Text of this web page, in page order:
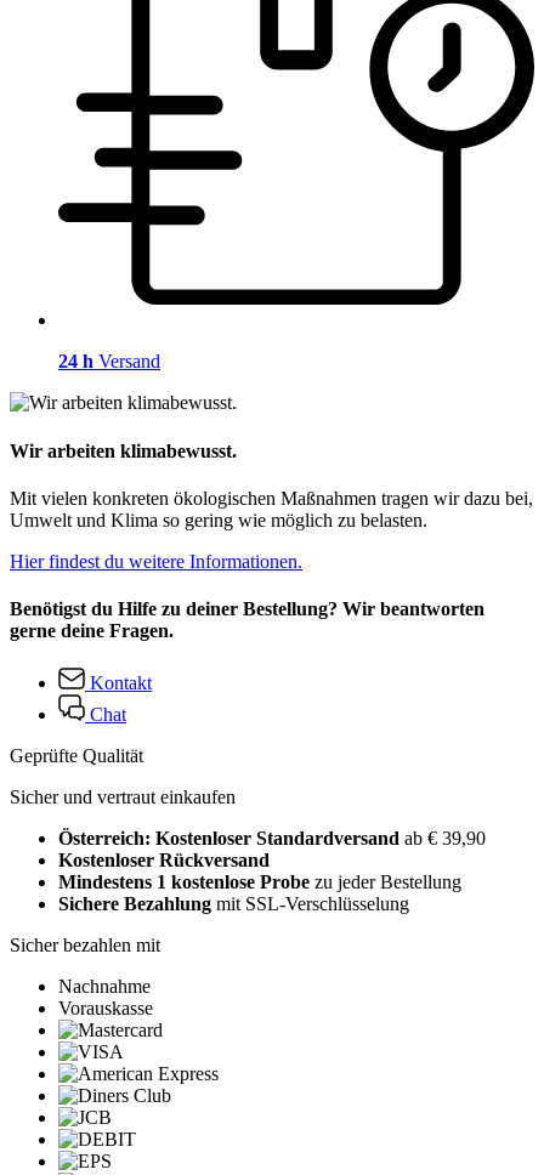
24 h Versand
Wir arbeiten klimabewusst.
Mit vielen konkreten ökologischen Maßnahmen tragen wir dazu bei,
Umwelt und Klima so gering wie möglich zu belasten.
Hier findest du weitere Informationen.
Benötigst du Hilfe zu deiner Bestellung? Wir beantworten
gerne deine Fragen.
Kontakt
Chat
Geprüfte Qualität
Sicher und vertraut einkaufen
Österreich: Kostenloser Standardversand ab € 39,90
Kostenloser Rückversand
Mindestens 1 kostenlose Probe zu jeder Bestellung
Sichere Bezahlung mit SSL-Verschlüsselung
Sicher bezahlen mit
Nachnahme
Vorauskasse